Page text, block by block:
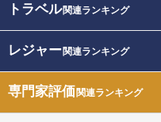
トラベル関連ランキング
レジャー関連ランキング
専門家評価関連ランキング